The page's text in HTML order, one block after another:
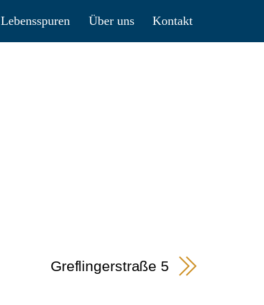
Lebensspuren Über uns Kontakt
Greflingerstraße 5